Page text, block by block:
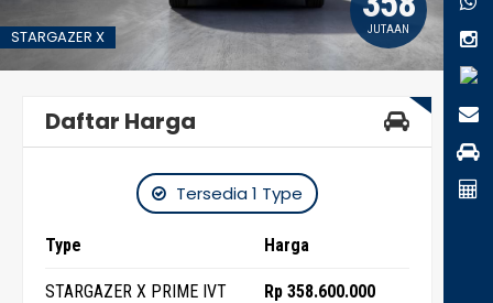
STARGAZER X JUTAAN
Daftar Harga
Tersedia 1 Type
Type Harga
STARGAZER X PRIME IVT Rp 358.600.000